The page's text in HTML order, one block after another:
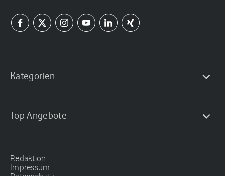
Kategorien
Top Angebote
Redaktion
Impressum